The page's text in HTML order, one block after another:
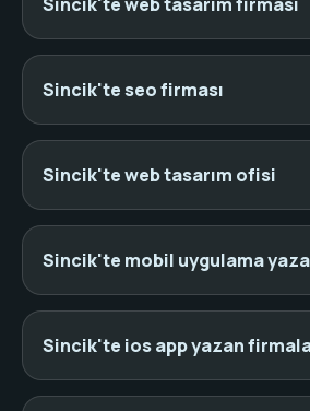
Sincik'te seo firması
Sincik'te web tasarım ofisi
Sincik'te mobil uygulama
Sincik'te ios app yazan